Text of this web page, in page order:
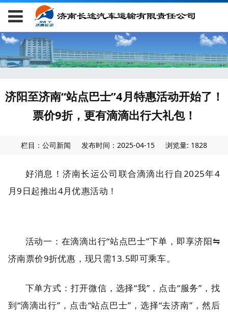
济阳至济南“站点巴士”4月特惠活动开始了！
票价9折，更有滴滴出行大礼包！
栏目：公司新闻 发布时间：2025-04-15 浏览量: 1828
好消息！济南长运公司联合滴滴出行自2025年4
月9日起推出4月优惠活动！
活动一：在滴滴出行“站点巴士”下单，即享济阳⇋
济南票价9折优惠，现只需13.5即可乘车。
下单方式：打开微信，选择“我”，点击“服务”，找
到“滴滴出行”，点击“站点巴士”，选择“去济南”，然后